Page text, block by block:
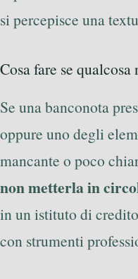
si percepisce una
Cosa fare se qualcosa
Se una banconota
oppure uno degli
mancante o poco
non metterla in
in un istituto di
con strumenti